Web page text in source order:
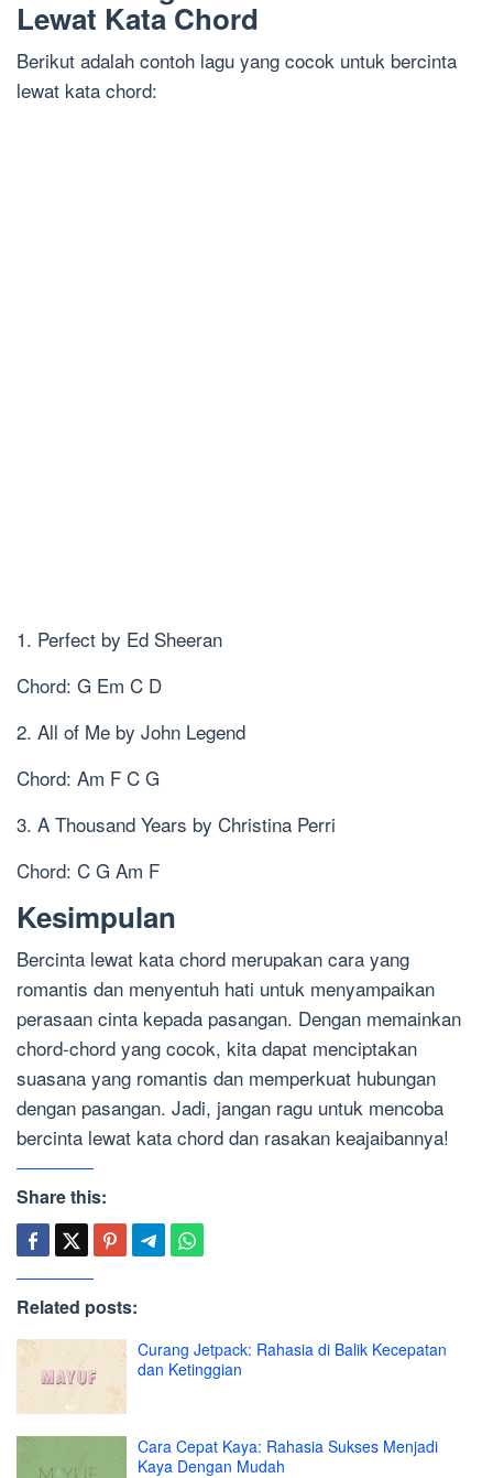
Lewat Kata Chord
Berikut adalah contoh lagu yang cocok untuk bercinta
lewat kata chord:
1. Perfect by Ed Sheeran
Chord: G Em C D
2. All of Me by John Legend
Chord: Am F C G
3. A Thousand Years by Christina Perri
Chord: C G Am F
Kesimpulan
Bercinta lewat kata chord merupakan cara yang
romantis dan menyentuh hati untuk menyampaikan
perasaan cinta kepada pasangan. Dengan memainkan
chord-chord yang cocok, kita dapat menciptakan
suasana yang romantis dan memperkuat hubungan
dengan pasangan. Jadi, jangan ragu untuk mencoba
bercinta lewat kata chord dan rasakan keajaibannya!
Share this:
Related posts:
Curang Jetpack: Rahasia di Balik Kecepatan
dan Ketinggian
Cara Cepat Kaya: Rahasia Sukses Menjadi
Kaya Dengan Mudah